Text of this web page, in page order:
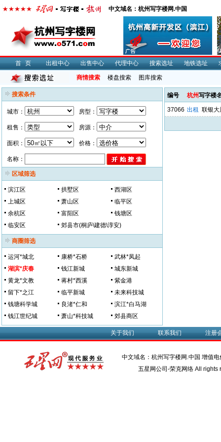
中文域名：杭州写字楼网.中国
首页 出租中心 出售中心 代理中心 搜索选址 地铁选址
商情搜索 楼盘搜索 图库搜索
搜索条件
城市： 房型：
租售： 房源：
面积： 价格：
名称：
区域筛选
滨江区 拱墅区
西湖区
上城区
萧山区
临平区
余杭区
富阳区
钱塘区
临安区
郊县市(桐庐\建德\淳安)
商圈筛选
运河*城北 康桥*石桥
武林*凤起
湖滨*庆春
钱江新城
城东新城
黄龙*文教
蒋村*西溪
紫金港
留下*之江
临平新城
未来科技城
钱塘科学城
良渚*仁和
滨江*白马湖
钱江世纪城
萧山*科技城 郊县商区
编号 杭州写字楼
37066 出租 联银大
关于我们 联系我们 注册
中文域名：杭州写字楼网.中国 增值
五星网公司-荣克网络 All